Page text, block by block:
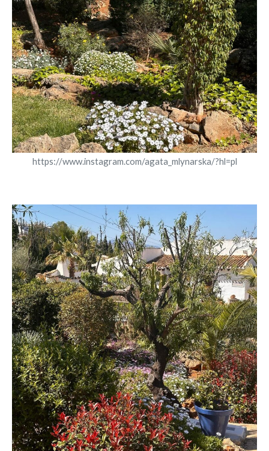
https://www.instagram.com/agata_mlynarska/?hl=pl